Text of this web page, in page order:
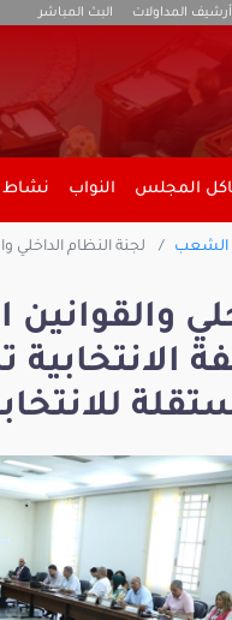
أرشيف المداولات البث المباشر
المجلس النواب نشاط
الشعب لجنة النظام الداخلي
والقوانين